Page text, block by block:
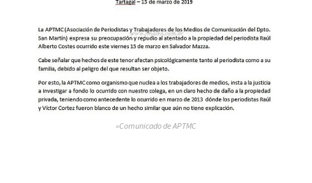
»Comunicado de APTMC